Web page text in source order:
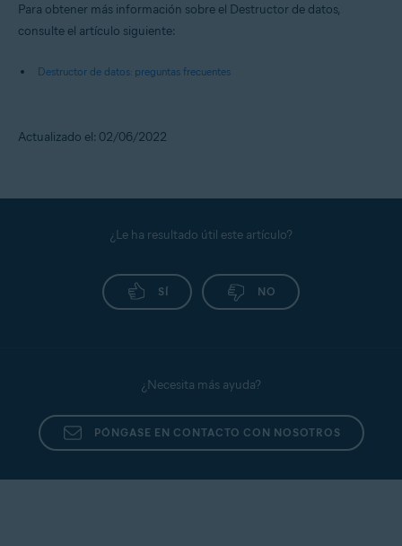
Para obtener más información sobre el Destructor de datos,
consulte el artículo siguiente:
Destructor de datos: preguntas frecuentes
Actualizado el: 02/06/2022
¿Le ha resultado útil este artículo?
SÍ NO
¿Necesita más ayuda?
PÓNGASE EN CONTACTO CON NOSOTROS